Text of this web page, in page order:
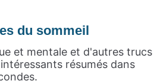
du sommeil
et mentale et d'autres trucs
résumés dans